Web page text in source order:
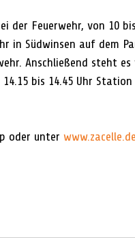
der Feuerwehr, von 10
in Südwinsen auf dem
Anschließend steht es
bis 14.45 Uhr
oder unter www.zacelle.de